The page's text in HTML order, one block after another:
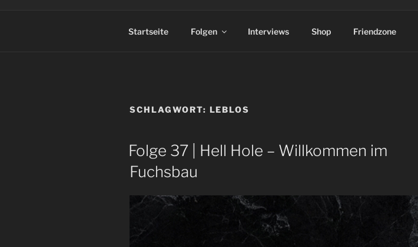
Startseite Folgen Interviews Shop Friendzone
SCHLAGWORT: LEBLOS
Folge 37 | Hell Hole – Willkommen im
Fuchsbau